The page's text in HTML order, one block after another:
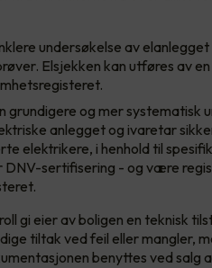
undersøkelse av
Elsjekken kan utføres av
grundigere og mer systematisk
anlegget og ivaretar
elektrikere, i henhold til
DNV-sertifisering - og være
gi eier av boligen en teknisk
tiltak ved feil eller mangler,
benyttes ved salg